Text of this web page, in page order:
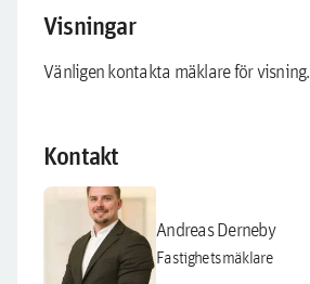
Visningar
Vänligen kontakta mäklare för visning.
Kontakt
Andreas Derneby
Fastighetsmäklare